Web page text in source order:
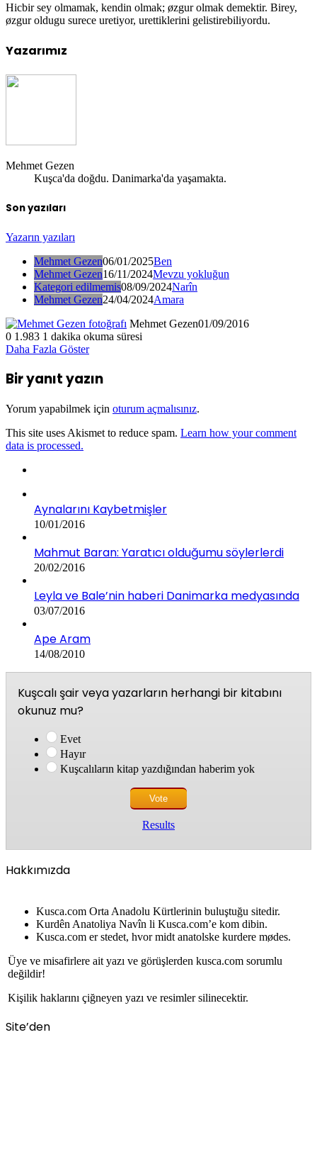
Hicbir sey olmamak, kendin olmak; øzgur olmak demektir. Birey,
øzgur oldugu surece uretiyor, urettiklerini gelistirebiliyordu.
Yazarımız
Mehmet Gezen
Kuşca'da doğdu. Danimarka'da yaşamakta.
Son yazıları
Yazarın yazıları
Mehmet Gezen06/01/2025Ben
Mehmet Gezen16/11/2024Mevzu yokluğun
Kategori edilmemis08/09/2024Narîn
Mehmet Gezen24/04/2024Amara
Mehmet Gezen01/09/2016
0 1.983 1 dakika okuma süresi
Daha Fazla Göster
Bir yanıt yazın
Yorum yapabilmek için oturum açmalısınız.
This site uses Akismet to reduce spam. Learn how your comment
data is processed.
Aynalarını Kaybetmişler
10/01/2016
Mahmut Baran: Yaratıcı olduğumu söylerlerdi
20/02/2016
Leyla ve Bale’nin haberi Danimarka medyasında
03/07/2016
Ape Aram
14/08/2010
Kuşcalı şair veya yazarların herhangi bir kitabını
okunuz mu?
Evet
Hayır
Kuşcalıların kitap yazdığından haberim yok
Results
Hakkımızda
Kusca.com Orta Anadolu Kürtlerinin buluştuğu sitedir.
Kurdên Anatoliya Navîn li Kusca.com’e kom dibin.
Kusca.com er stedet, hvor midt anatolske kurdere mødes.
Üye ve misafirlere ait yazı ve görüşlerden kusca.com sorumlu
değildir!
Kişilik haklarını çiğneyen yazı ve resimler silinecektir.
Site’den